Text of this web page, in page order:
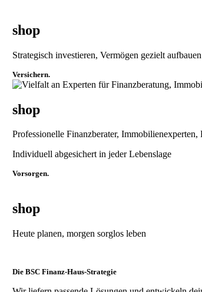
shop
Strategisch investieren, Vermögen gezielt aufbauen
Versichern.
shop
Professionelle Finanzberater,
Individuell abgesichert in jeder Lebenslage
Vorsorgen.
shop
Heute planen, morgen sorglos leben
Die BSC Finanz-Haus-Strategie